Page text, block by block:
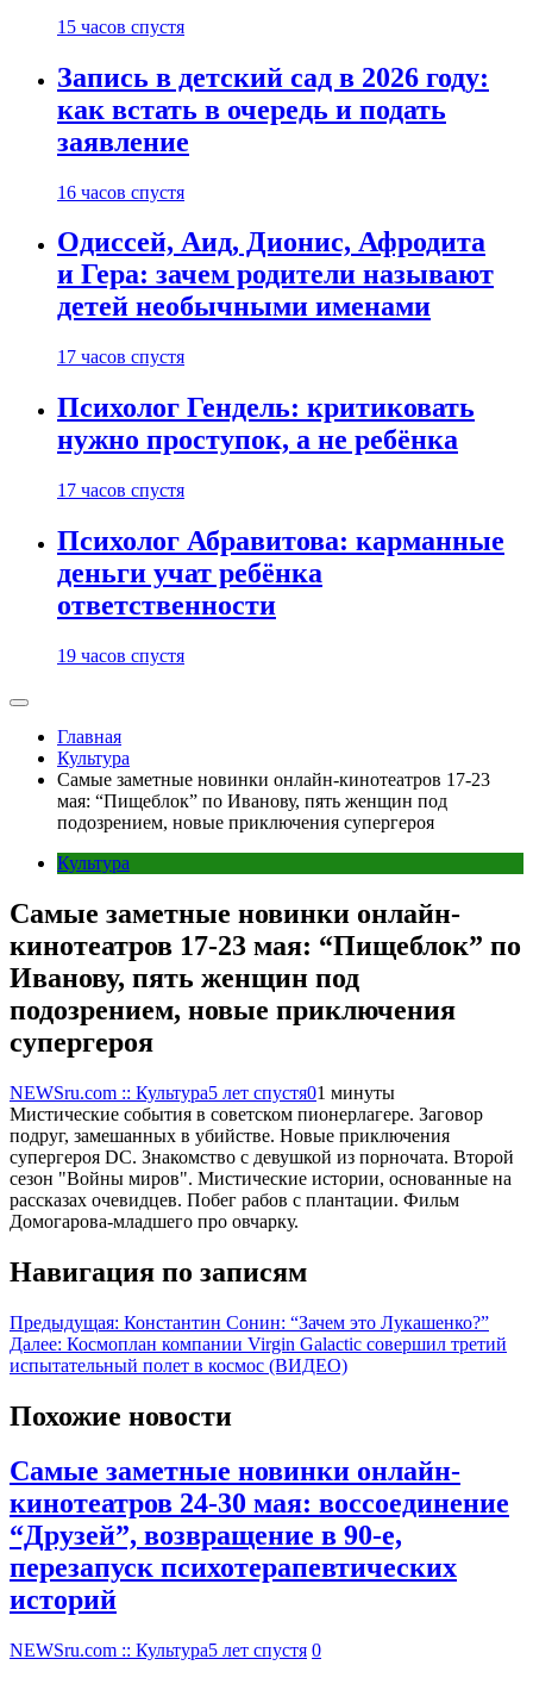
15 часов спустя
Запись в детский сад в 2026 году:
как встать в очередь и подать
заявление
16 часов спустя
Одиссей, Аид, Дионис, Афродита
и Гера: зачем родители называют
детей необычными именами
17 часов спустя
Психолог Гендель: критиковать
нужно проступок, а не ребёнка
17 часов спустя
Психолог Абравитова: карманные
деньги учат ребёнка
ответственности
19 часов спустя
Главная
Культура
Самые заметные новинки онлайн-кинотеатров 17-23
мая: “Пищеблок” по Иванову, пять женщин под
подозрением, новые приключения супергероя
Культура
Самые заметные новинки онлайн-
кинотеатров 17-23 мая: “Пищеблок” по
Иванову, пять женщин под
подозрением, новые приключения
супергероя
NEWSru.com :: Культура5 лет спустя01 минуты
Мистические события в советском пионерлагере. Заговор
подруг, замешанных в убийстве. Новые приключения
супергероя DC. Знакомство с девушкой из порночата. Второй
сезон "Войны миров". Мистические истории, основанные на
рассказах очевидцев. Побег рабов с плантации. Фильм
Домогарова-младшего про овчарку.
Навигация по записям
Предыдущая: Константин Сонин: “Зачем это Лукашенко?”
Далее: Космоплан компании Virgin Galactic совершил третий
испытательный полет в космос (ВИДЕО)
Похожие новости
Самые заметные новинки онлайн-
кинотеатров 24-30 мая: воссоединение
“Друзей”, возвращение в 90-е,
перезапуск психотерапевтических
историй
NEWSru.com :: Культура5 лет спустя 0